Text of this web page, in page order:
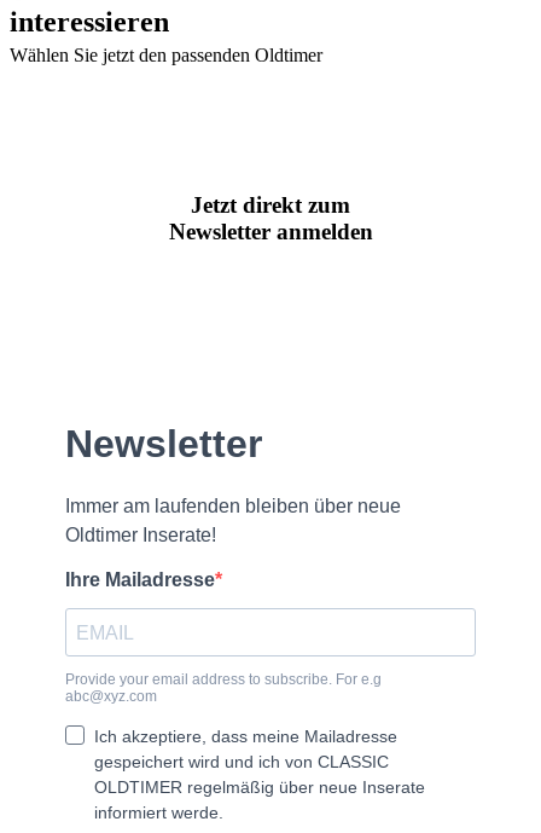
interessieren
Wählen Sie jetzt den passenden Oldtimer
Jetzt direkt zum
Newsletter anmelden